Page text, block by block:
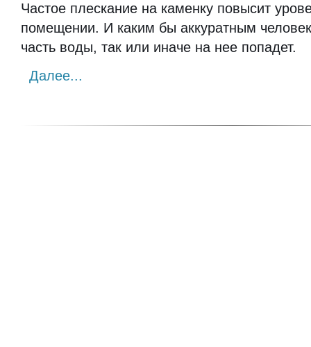
Частое плескание на каменку повысит
помещении. И каким бы аккуратным
часть воды, так или иначе на нее попадет.
Далее...